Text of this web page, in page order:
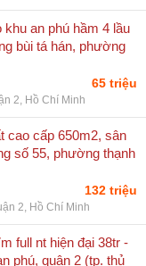
an phú hầm 4 lầu
bùi tá hán, phường
65 triệu
2, Hồ Chí Minh
cao cấp 650m2, sân
số 55, phường thạnh
132 triệu
2, Hồ Chí Minh
full nt hiện đại 38tr -
phú, quận 2 (tp. thủ